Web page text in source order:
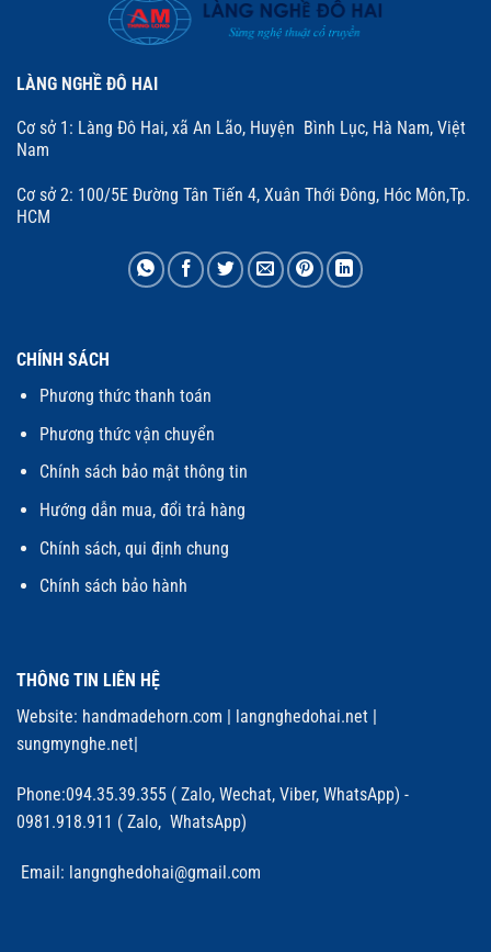
LÀNG NGHỀ ĐÔ HAI
Cơ sở 1: Làng Đô Hai, xã An Lão, Huyện Bình Lục, Hà Nam, Việt
Nam
Cơ sở 2: 100/5E Đường Tân Tiến 4, Xuân Thới Đông, Hóc Môn,Tp.
HCM
CHÍNH SÁCH
Phương thức thanh toán
Phương thức vận chuyển
Chính sách bảo mật thông tin
Hướng dẫn mua, đổi trả hàng
Chính sách, qui định chung
Chính sách bảo hành
THÔNG TIN LIÊN HỆ
Website: handmadehorn.com | langnghedohai.net |
sungmynghe.net|
Phone:094.35.39.355 ( Zalo, Wechat, Viber, WhatsApp) -
0981.918.911 ( Zalo, WhatsApp)
Email: langnghedohai@gmail.com